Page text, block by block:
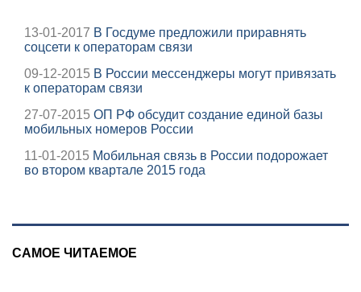
13-01-2017 В Госдуме предложили приравнять
соцсети к операторам связи
09-12-2015 В России мессенджеры могут привязать
к операторам связи
27-07-2015 ОП РФ обсудит создание единой базы
мобильных номеров России
11-01-2015 Мобильная связь в России подорожает
во втором квартале 2015 года
САМОЕ ЧИТАЕМОЕ